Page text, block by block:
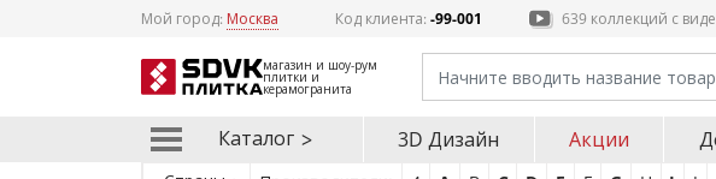
Мой город: Москва Код клиента: -99-001 639 коллекций с
магазин и шоу-рум
плитки и
керамогранита
Каталог 3D Дизайн Акции